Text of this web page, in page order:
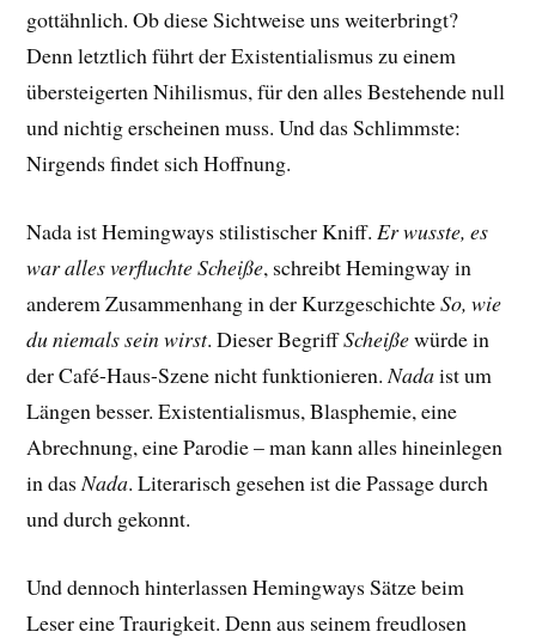
gottähnlich. Ob diese Sichtweise uns weiterbringt?
Denn letztlich führt der Existentialismus zu einem
übersteigerten Nihilismus, für den alles Bestehende null
und nichtig erscheinen muss. Und das Schlimmste:
Nirgends findet sich Hoffnung.
Nada ist Hemingways stilistischer Kniff.Er wusste, es
war alles verfluchte Scheiße, schreibt Hemingway in
anderem Zusammenhang in der KurzgeschichteSo, wie
du niemals sein wirst. Dieser BegriffScheißewürde in
der Café-Haus-Szene nicht funktionieren.Nadaist um
Längen besser.Existentialismus, Blasphemie, eine
Abrechnung, eine Parodie – man kann alles hineinlegen
in dasNada. Literarisch gesehen ist die Passagedurch
und durch gekonnt.
Und dennoch hinterlassen Hemingways Sätze beim
Leser eine Traurigkeit. Denn aus seinem freudlosen